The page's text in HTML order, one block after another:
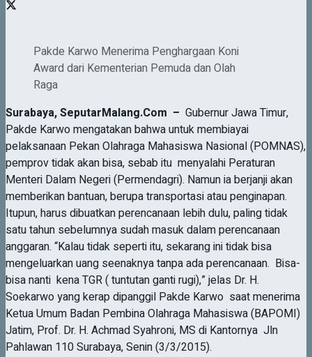
Pakde Karwo Menerima Penghargaan Koni
Award dari Kementerian Pemuda dan Olah
Raga
Surabaya,SeputarMalang.Com – Gubernur Jawa Timur,
Pakde Karwo mengatakan bahwa untuk membiayai
pelaksanaan Pekan Olahraga Mahasiswa Nasional (POMNAS),
pemprov tidak akan bisa, sebab itu menyalahi Peraturan
Menteri Dalam Negeri (Permendagri). Namun ia berjanji akan
memberikan bantuan, berupa transportasi atau penginapan.
Itupun, harus dibuatkan perencanaan lebih dulu, paling tidak
satu tahun sebelumnya sudah masuk dalam perencanaan
anggaran. “Kalau tidak seperti itu, sekarang ini tidak bisa
mengeluarkan uang seenaknya tanpa ada perencanaan. Bisa-
bisa nanti kena TGR ( tuntutan ganti rugi),” jelas Dr. H.
Soekarwo yang kerap dipanggil Pakde Karwo saat menerima
Ketua Umum Badan Pembina Olahraga Mahasiswa (BAPOMI)
Jatim, Prof. Dr. H. Achmad Syahroni, MS di Kantornya Jln
Pahlawan 110 Surabaya, Senin (3/3/2015).